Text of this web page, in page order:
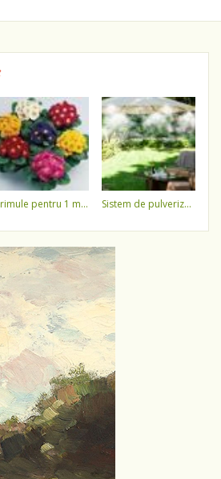
primule pentru 1 martie 3,5 lei / ghiveci !!!! sistem de pulverizare a apei